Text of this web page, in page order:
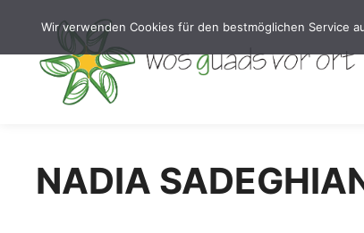
NADIA
Wir verwenden Cookies für den bestmöglichen Service